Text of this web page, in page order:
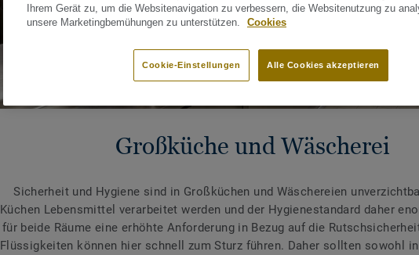
Großküche und Wäscherei
Sicherheit und Hygiene sind in Großküchen und Wäschereien
Küchen Lebensmittel verarbeitet werden und der Hygienestandard daher
für beide Räume eine erhöhte Anforderung in Bezug auf die
Flüssigkeiten können hier schnell zum Sturz führen. Daher sollten sowohl
Ihrem Gerät zu, um die Websitenavigation zu verbessern, die Websitenutzung zu
unsere Marketingbemühungen zu unterstützen.
Cookies
Alle Cookies akzeptieren
Cookie-Einstellungen